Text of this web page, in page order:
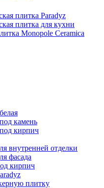
плитка Paradyz
плитка для кухни
Monopole Ceramica
камень
кирпич
внутренней отделки
фасада
кирпич
плитку